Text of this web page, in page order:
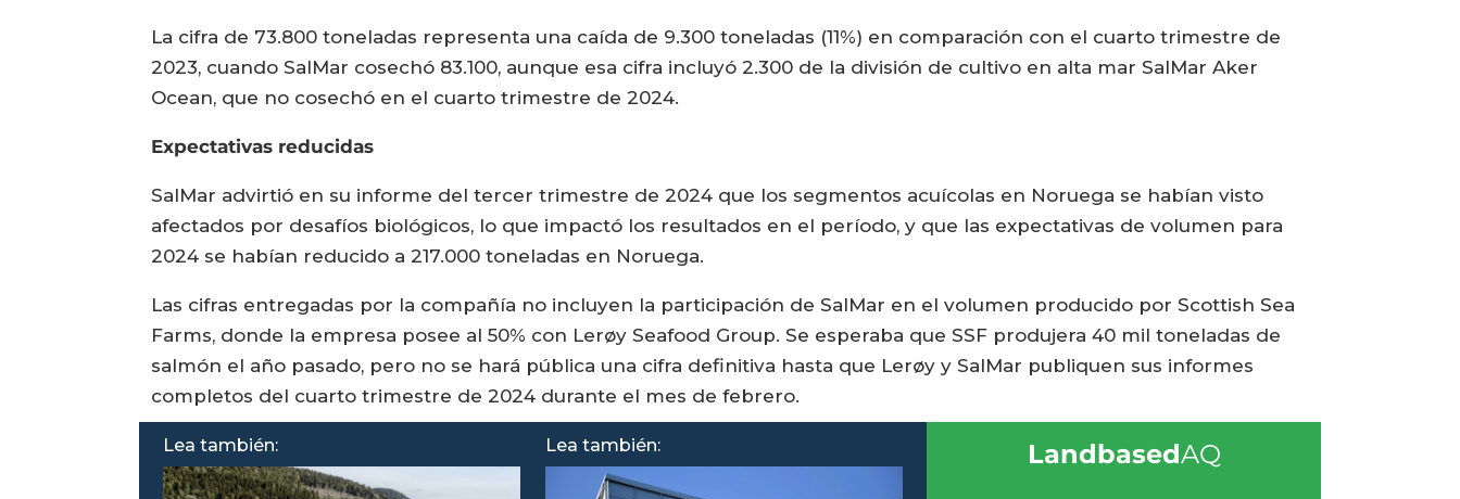
La cifra de 73.800 toneladas representa una caída de 9.300 toneladas (11%) en comparación con el cuarto trimestre de
2023, cuando SalMar cosechó 83.100, aunque esa cifra incluyó 2.300 de la división de cultivo en alta mar SalMar Aker
Ocean, que no cosechó en el cuarto trimestre de 2024.
Expectativas reducidas
SalMar advirtió en su informe del tercer trimestre de 2024 que los segmentos acuícolas en Noruega se habían visto
afectados por desafíos biológicos, lo que impactó los resultados en el período, y que las expectativas de volumen para
2024 se habían reducido a 217.000 toneladas en Noruega.
Las cifras entregadas por la compañía no incluyen la participación de SalMar en el volumen producido por Scottish Sea
Farms, donde la empresa posee al 50% con Lerøy Seafood Group. Se esperaba que SSF produjera 40 mil toneladas de
salmón el año pasado, pero no se hará pública una cifra definitiva hasta que Lerøy y SalMar publiquen sus informes
completos del cuarto trimestre de 2024 durante el mes de febrero.
Lea también: Lea también: LandbasedAQ